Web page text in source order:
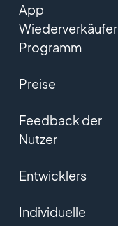
App
Wiederverkäufer
Programm
Preise
Feedback der
Nutzer
Entwicklers
Individuelle